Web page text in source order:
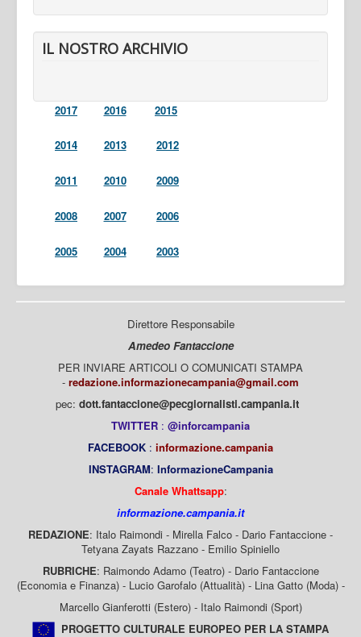
IL NOSTRO ARCHIVIO
2017 2016 2015
2014 2013 2012
2011 2010 2009
2008 2007 2006
2005 2004 2003
Direttore Responsabile
Amedeo Fantaccione
PER INVIARE ARTICOLI O COMUNICATI STAMPA
- redazione.informazionecampania@gmail.com
pec: dott.fantaccione@pecgiornalisti.campania.it
TWITTER : @inforcampania
FACEBOOK : informazione.campania
INSTAGRAM: InformazioneCampania
Canale Whattsapp:
informazione.campania.it
REDAZIONE: Italo Raimondi - Mirella Falco - Dario Fantaccione -
Tetyana Zayats Razzano - Emilio Spiniello
RUBRICHE: Raimondo Adamo (Teatro) - Dario Fantaccione
(Economia e Finanza) - Lucio Garofalo (Attualità) - Lina Gatto (Moda) -
Marcello Gianferotti (Estero) - Italo Raimondi (Sport)
PROGETTO CULTURALE EUROPEO PER LA STAMPA